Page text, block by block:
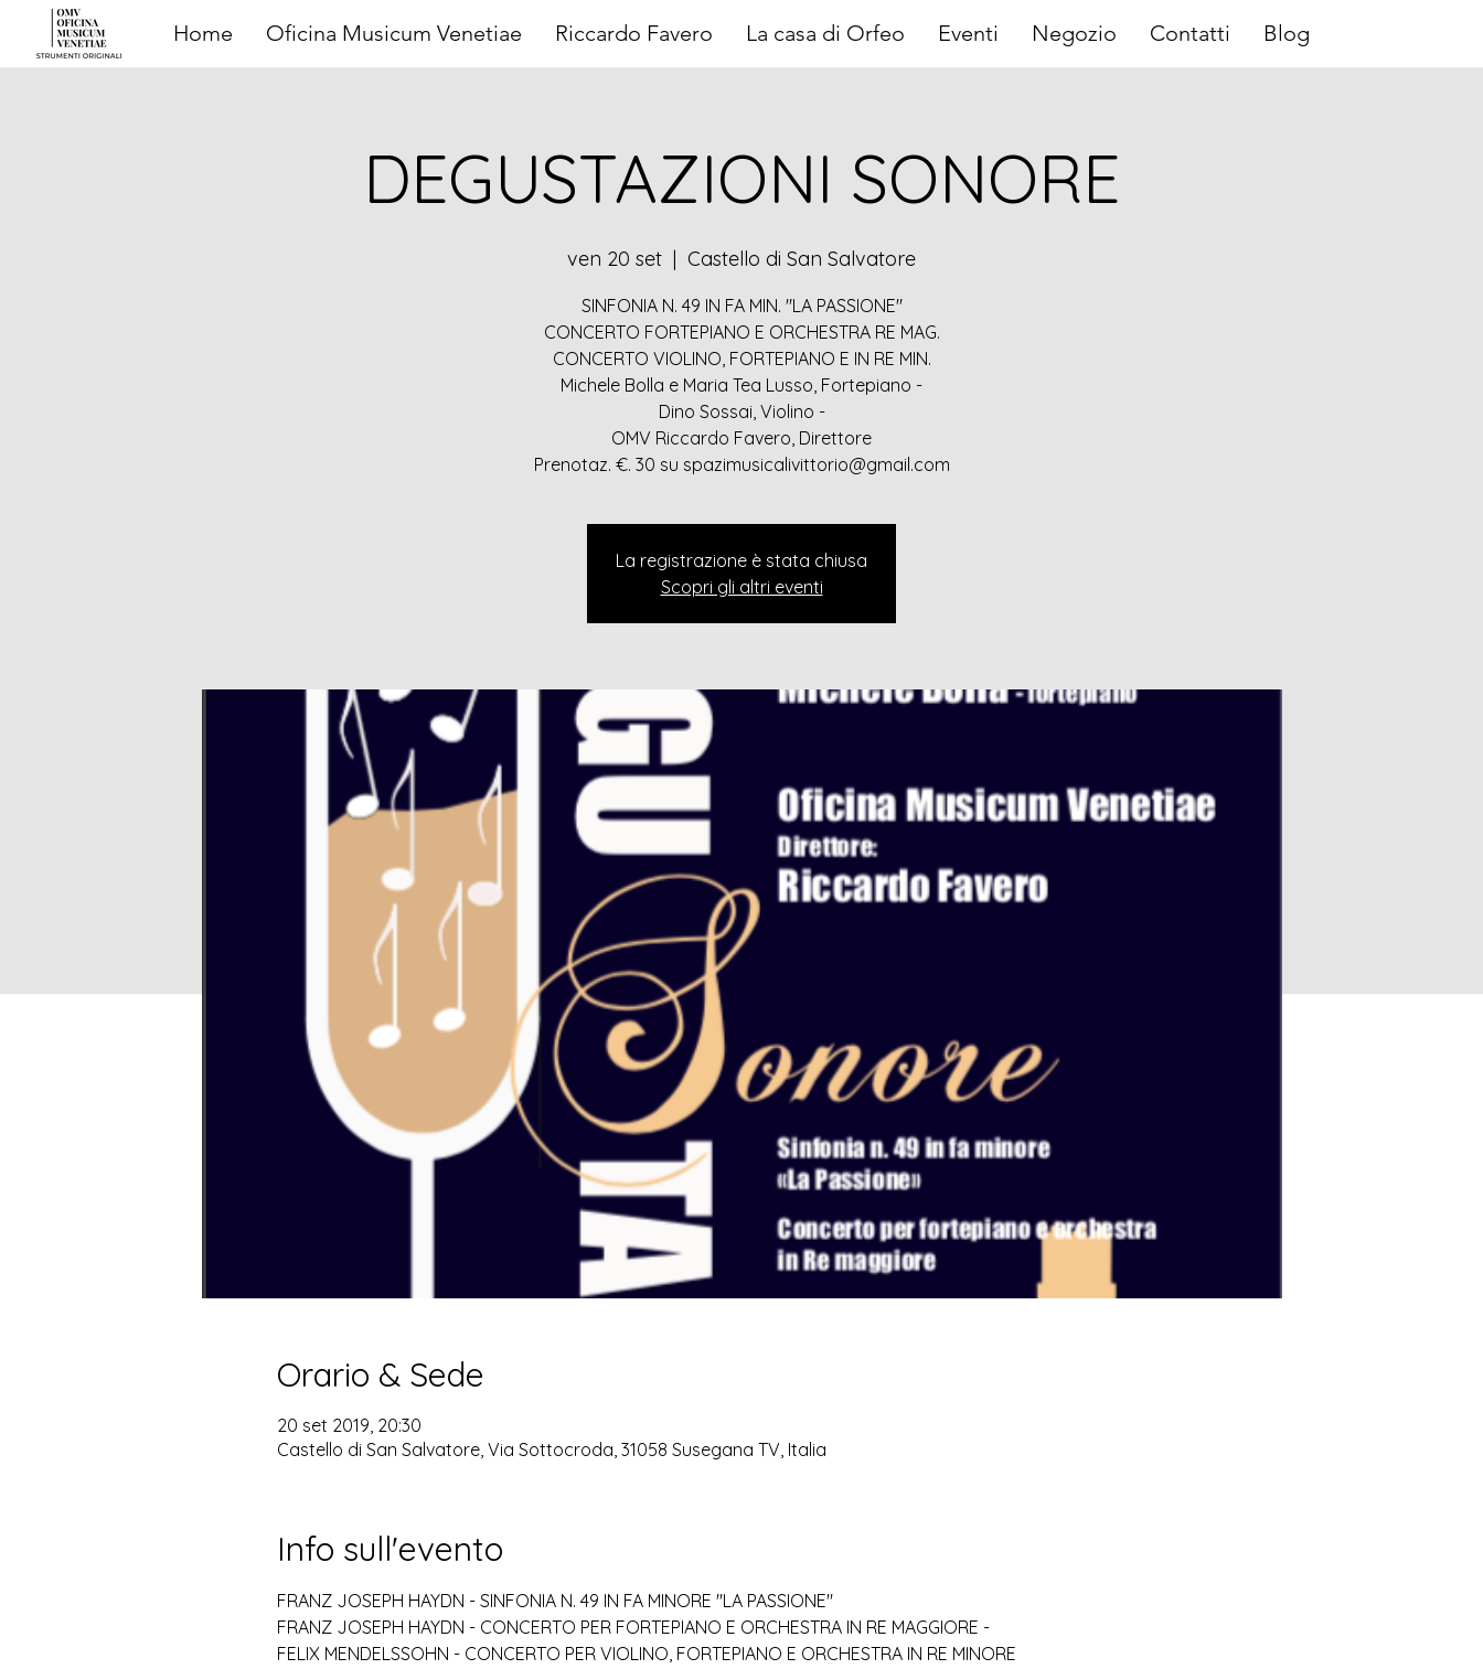
Home Oficina Musicum Venetiae Riccardo Favero La casa di Orfeo Eventi Negozio Contatti Blog
DEGUSTAZIONI SONORE
ven 20 set
  |
Castello di San Salvatore
SINFONIA N. 49 IN FA MIN. "LA PASSIONE"
CONCERTO FORTEPIANO E ORCHESTRA RE MAG.
CONCERTO VIOLINO, FORTEPIANO E IN RE MIN.
Michele Bolla e Maria Tea Lusso, Fortepiano -
Dino Sossai, Violino -
OMV Riccardo Favero, Direttore
Prenotaz. €. 30 su spazimusicalivittorio@gmail.com
La registrazione è stata chiusa
Scopri gli altri eventi
Orario & Sede
20 set 2019, 20:30
Castello di San Salvatore, Via Sottocroda, 31058 Susegana TV, Italia
Info sull'evento
FRANZ JOSEPH HAYDN - SINFONIA N. 49 IN FA MINORE "LA PASSIONE"
FRANZ JOSEPH HAYDN - CONCERTO PER FORTEPIANO E ORCHESTRA IN RE MAGGIORE -
FELIX MENDELSSOHN - CONCERTO PER VIOLINO, FORTEPIANO E ORCHESTRA IN RE MINORE